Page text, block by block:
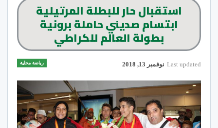
استقبال حار للبطلة المرتيلية
ابتسام صديني حاملة برونية
بطولة العالم للكراطي
رياضة محلية Last updated نوفمبر 13, 2018